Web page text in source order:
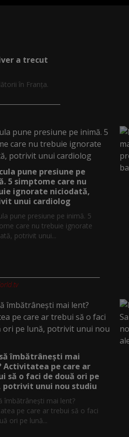
a trecut
în Franța.
pune presiune pe
5 simptome care nu
ignorate niciodată,
unui cardiolog
pune presiune pe inimă. 5
care nu trebuie ignorate
potrivit unui...
îmbătrânești mai
Activitatea pe care ar
să o faci de două ori pe
potrivit unui nou studiu
îmbătrânești mai lent?
pe care ar trebui să o faci
ori pe lună...